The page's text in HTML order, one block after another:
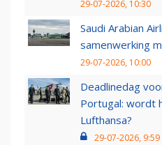
29-07-2026, 10:30
Saudi Arabian
samenwerking
29-07-2026, 10:00
Deadlinedag
Portugal: wordt
Lufthansa?
29-07-2026, 9:59